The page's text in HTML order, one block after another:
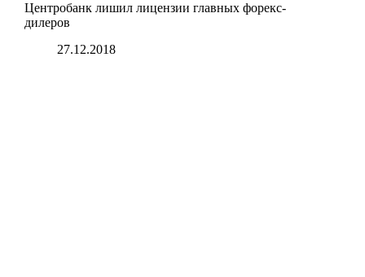
Центробанк лишил лицензии главных форекс-
дилеров
27.12.2018